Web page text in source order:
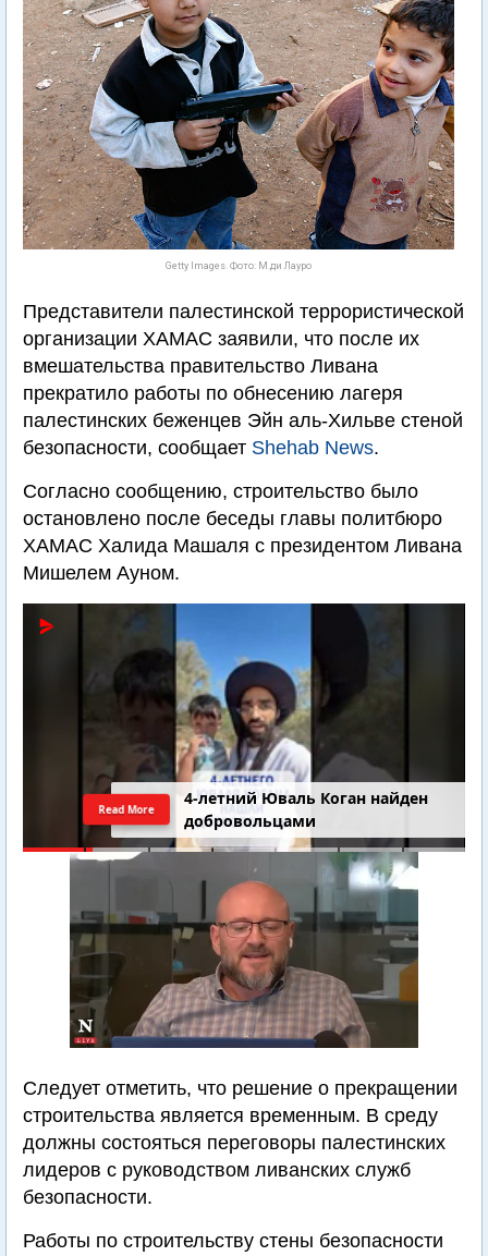
Getty Images. Фото: М.ди Лауро
Представители палестинской террористической
организации ХАМАС заявили, что после их
вмешательства правительство Ливана
прекратило работы по обнесению лагеря
палестинских беженцев Эйн аль-Хильве стеной
безопасности, сообщает Shehab News.
Согласно сообщению, строительство было
остановлено после беседы главы политбюро
ХАМАС Халида Машаля с президентом Ливана
Мишелем Ауном.
4-летний Юваль Коган найден
добровольцами
Read More
Следует отметить, что решение о прекращении
строительства является временным. В среду
должны состояться переговоры палестинских
лидеров с руководством ливанских служб
безопасности.
Работы по строительству стены безопасности